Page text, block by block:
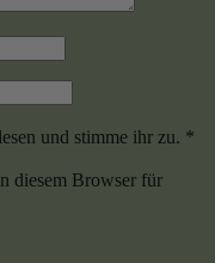
und stimme ihr zu. *
diesem Browser für